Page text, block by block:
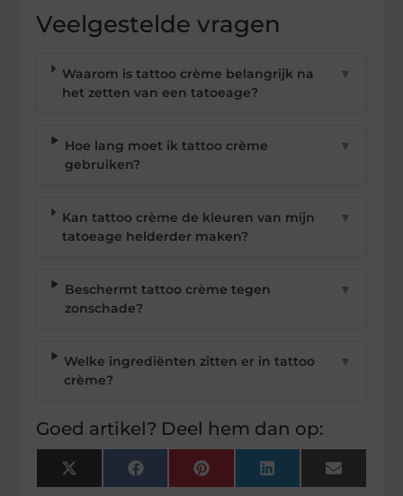
Veelgestelde vragen
Waarom is tattoo crème belangrijk na
het zetten van een tatoeage?
▼
Hoe lang moet ik tattoo crème
gebruiken?
▼
Kan tattoo crème de kleuren van mijn
tatoeage helderder maken?
▼
Beschermt tattoo crème tegen
zonschade?
▼
Welke ingrediënten zitten er in tattoo
crème?
▼
Goed artikel? Deel hem dan op:
X
(Twitter)
FacebookPinterest LinkedIn Email